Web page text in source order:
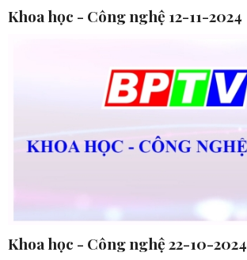
Khoa học - Công nghệ 12-11-2024
Khoa học - Công nghệ 22-10-2024